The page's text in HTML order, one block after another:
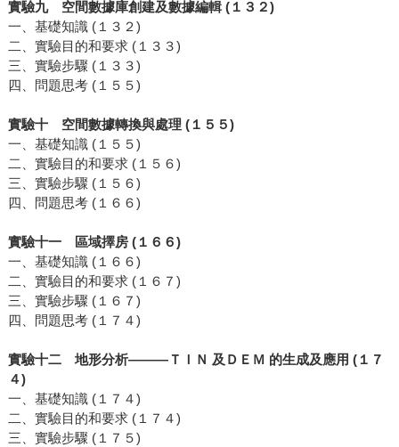
實驗九 空間數據庫創建及數據編輯 (１３２)
一、基礎知識 (１３２)
二、實驗目的和要求 (１３３)
三、實驗步驟 (１３３)
四、問題思考 (１５５)
實驗十 空間數據轉換與處理 (１５５)
一、基礎知識 (１５５)
二、實驗目的和要求 (１５６)
三、實驗步驟 (１５６)
四、問題思考 (１６６)
實驗十一 區域擇房 (１６６)
一、基礎知識 (１６６)
二、實驗目的和要求 (１６７)
三、實驗步驟 (１６７)
四、問題思考 (１７４)
實驗十二 地形分析———ＴＩＮ 及ＤＥＭ 的生成及應用 (１７
４)
一、基礎知識 (１７４)
二、實驗目的和要求 (１７４)
三、實驗步驟 (１７５)